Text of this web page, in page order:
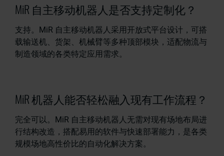
MiR 自主移动机器人是否支持定制化？
支持。MiR 自主移动机器人采用开放式平台设计，可搭
载输送机、货架、机械臂等多种顶部模块，适配物流与
制造领域的各类特定应用需求。
MiR 机器人能否轻松融入现有工作流程？
完全可以。MiR 自主移动机器人无需对现有场地布局进
行结构改造，搭配易用的软件与快速部署能力，是各类
规模场地高性价比的自动化解决方案。